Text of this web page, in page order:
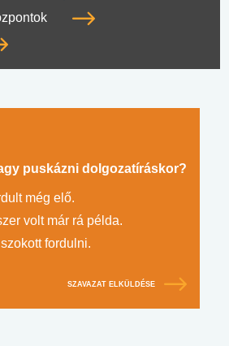
puskázni dolgozatíráskor?
még elő.
volt már rá példa.
fordulni.
SZAVAZAT ELKÜLDÉSE